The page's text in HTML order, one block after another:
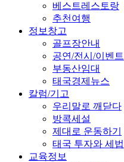
베스트레스토랑
추천여행
정보창고
골프장안내
공연/전시/이벤트
부동산임대
태국경제뉴스
칼럼/기고
우리말로 깨닫다
방콕세설
제대로 운동하기
태국 투자와 세법
교육정보